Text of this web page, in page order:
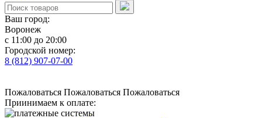
Ваш город:
Воронеж
с 11:00 до 20:00
Городской номер:
8 (812) 907-07-00
Пожаловаться Пожаловаться Пожаловаться
Приинимаем к оплате: